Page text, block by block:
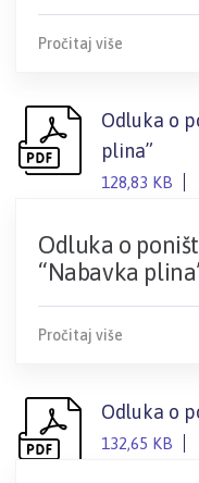
Pročitaj više
Odluka o
plina”
128,83 KB
Odluka o
“Nabavka
Pročitaj više
Odluka o
132,65 KB